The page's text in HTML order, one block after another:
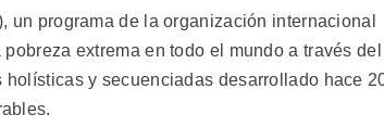
un programa de la organización internacional
extrema en todo el mundo a través del
y secuenciadas desarrollado hace